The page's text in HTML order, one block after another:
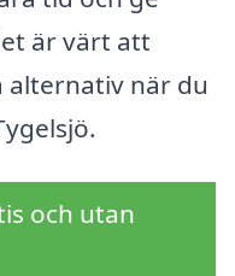
är värt att
när du
och utan